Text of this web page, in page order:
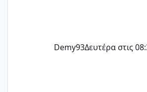
Demy93Δευτέρα στις